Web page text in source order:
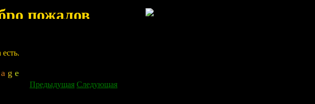
a g e
Предыдущая Следующая